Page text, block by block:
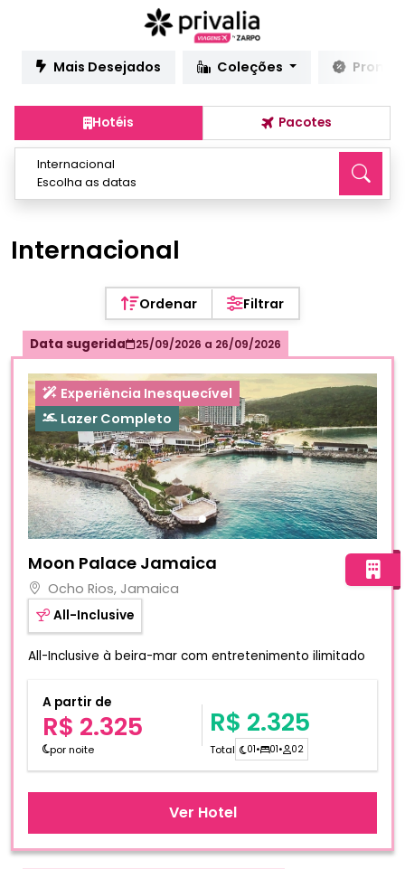
Mais Desejados Coleções
Hotéis Pacotes
Internacional
Escolha as datas
Internacional
Ordenar Filtrar
Data sugerida 25/09/2026 a 26/09/2026
Experiência Inesquecível
Lazer Completo
Moon Palace Jamaica
Ocho Rios, Jamaica
All-Inclusive
All-Inclusive à beira-mar com entretenimento ilimitado
A partir de
R$ 2.325
por noite
R$ 2.325
Total 01• 01• 02
Ver Hotel